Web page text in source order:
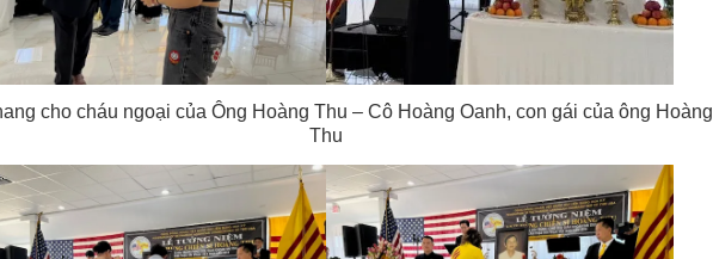
cho cháu ngoại của Ông Hoàng Thu – Cô Hoàng Oanh, con gái của ông Hoàng
Thu